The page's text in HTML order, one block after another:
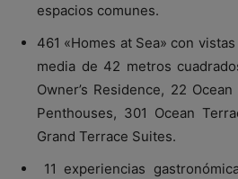
espacios comunes.
461 «Homes at Sea» con
media de 42 metros
Owner’s Residence, 22
Penthouses, 301 Ocean
Grand Terrace Suites.
11 experiencias